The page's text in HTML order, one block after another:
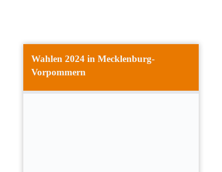
Wahlen 2024 in Mecklenburg-
Vorpommern